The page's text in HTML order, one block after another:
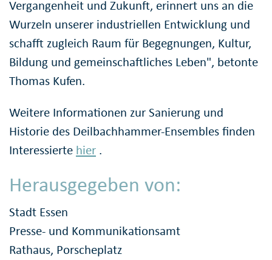
Vergangenheit und Zukunft, erinnert uns an die
Wurzeln unserer industriellen Entwicklung und
schafft zugleich Raum für Begegnungen, Kultur,
Bildung und gemeinschaftliches Leben", betonte
Thomas Kufen.
Weitere Informationen zur Sanierung und
Historie des Deilbachhammer-Ensembles finden
Interessierte hier .
Herausgegeben von:
Stadt Essen
Presse- und Kommunikationsamt
Rathaus, Porscheplatz